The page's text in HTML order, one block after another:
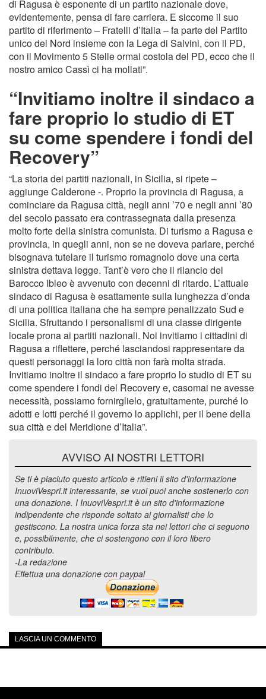
di Ragusa è esponente di un partito nazionale dove,
evidentemente, pensa di fare carriera. E siccome il suo
partito di riferimento – Fratelli d’Italia – fa parte del Partito
unico del Nord insieme con la Lega di Salvini, con il PD,
con il Movimento 5 Stelle ormai costola del PD, ecco che il
nostro amico Cassì ci ha mollati”.
“Invitiamo inoltre il sindaco a
fare proprio lo studio di ET
su come spendere i fondi del
Recovery”
“La storia dei partiti nazionali, in Sicilia, si ripete –
aggiunge Calderone -. Proprio la provincia di Ragusa, a
cominciare da Ragusa città, negli anni ’70 e negli anni ’80
del secolo passato era contrassegnata dalla presenza
molto forte della sinistra comunista. Di turismo a Ragusa e
provincia, in quegli anni, non se ne doveva parlare, perché
bisognava tutelare il turismo romagnolo dove una certa
sinistra dettava legge. Tant’è vero che il rilancio del
Barocco Ibleo è avvenuto con decenni di ritardo. L’attuale
sindaco di Ragusa è esattamente sulla lunghezza d’onda
di una politica italiana che ha sempre penalizzato Sud e
Sicilia. Sfruttando i personalismi di una classe dirigente
locale prona ai partiti nazionali. Noi invitiamo i cittadini di
Ragusa a riflettere, perché lasciandosi rappresentare da
questi personaggi la loro città non farà molta strada.
Invitiamo inoltre il sindaco a fare proprio lo studio di ET su
come spendere i fondi del Recovery e, casomai ne avesse
necessità, possiamo fornirglielo, gratuitamente, purché lo
adotti e lotti perché il governo lo applichi, per il bene della
sua città e del Meridione d’Italia”.
AVVISO AI NOSTRI LETTORI
Se ti è piaciuto questo articolo e ritieni il sito d'informazione
InuoviVespri.it interessante, se vuoi puoi anche sostenerlo con
una donazione. I InuoviVespri.it è un sito d'informazione
indipendente che risponde soltato ai giornalisti che lo
gestiscono. La nostra unica forza sta nei lettori che ci seguono
e, possibilmente, che ci sostengono con il loro libero
contributo.
-La redazione
Effettua una donazione con paypal
LASCIA UN COMMENTO